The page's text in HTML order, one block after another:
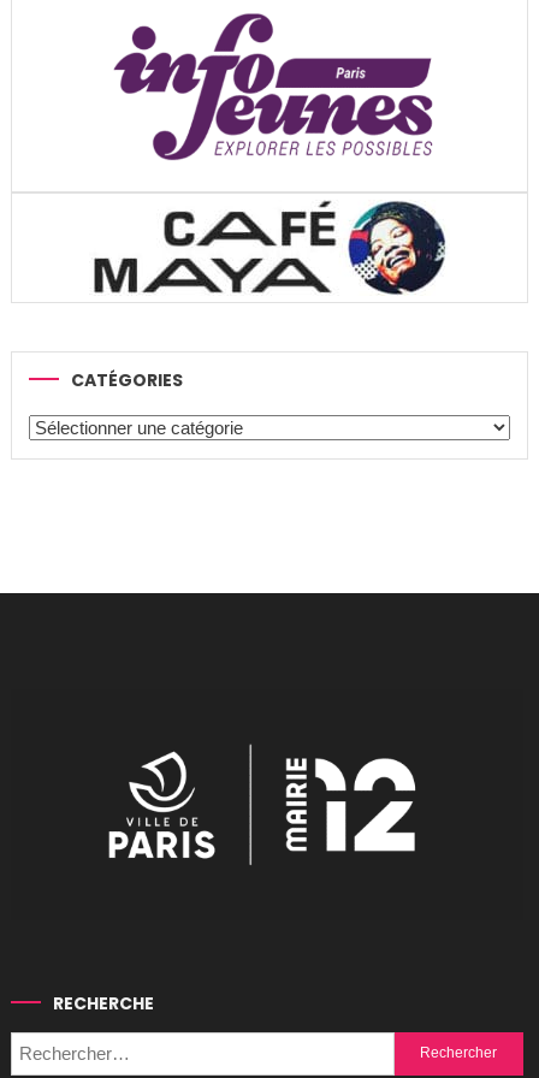
CATÉGORIES
Catégories
RECHERCHE
Rechercher :